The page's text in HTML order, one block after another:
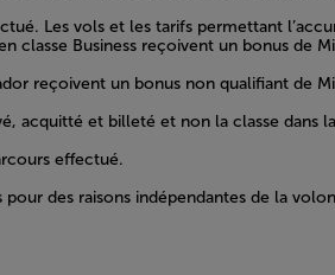
Les vols et les tarifs permettant
classe Business reçoivent un bonus de
reçoivent un bonus non qualifiant de
acquitté et billeté et non la classe dans
effectué.
des raisons indépendantes de la